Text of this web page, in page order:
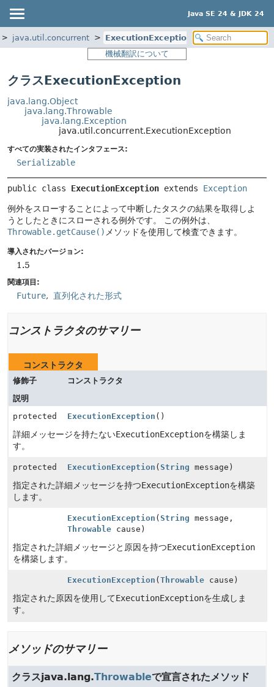
Java SE 24 & JDK 24
java.util.concurrent
ExecutionException
機械翻訳について
クラスExecutionException
java.lang.Object
java.lang.Throwable
java.lang.Exception
java.util.concurrent.ExecutionException
すべての実装されたインタフェース:
Serializable
public class ExecutionException extends Exception
例外をスローすることによって中断したタスクの結果を取得しよ
うとしたときにスローされる例外です。
この例外は、
Throwable.getCause() メソッドを使用して検査できます。
導入されたバージョン:
1.5
関連項目:
Future 直列化された形式
コンストラクタのサマリー
コンストラクタ
修飾子
コンストラクタ
説明
protected
ExecutionException ()
詳細メッセージを持たないExecutionExceptionを構築しま
す。
protected ExecutionException ( String message)
指定された詳細メッセージを持つExecutionExceptionを構築
します。
ExecutionException ( String message,
Throwable cause)
指定された詳細メッセージと原因を持つExecutionException
を構築します。
ExecutionException ( Throwable cause)
指定された原因を使用してExecutionExceptionを生成しま
す。
メソッドのサマリー
クラスjava.lang.Throwableで宣言されたメソッド